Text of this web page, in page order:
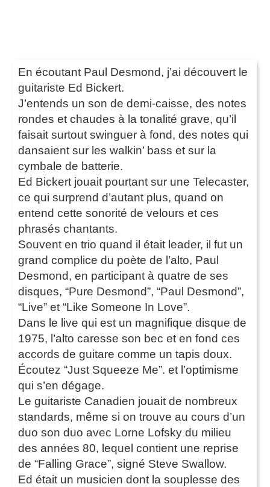
En écoutant Paul Desmond, j’ai découvert le
guitariste Ed Bickert.
J’entends un son de demi-caisse, des notes
rondes et chaudes à la tonalité grave, qu’il
faisait surtout swinguer à fond, des notes qui
dansaient sur les walkin’ bass et sur la
cymbale de batterie.
Ed Bickert jouait pourtant sur une Telecaster,
ce qui surprend d’autant plus, quand on
entend cette sonorité de velours et ces
phrasés chantants.
Souvent en trio quand il était leader, il fut un
grand complice du poète de l’alto, Paul
Desmond, en participant à quatre de ses
disques, “Pure Desmond”, “Paul Desmond”,
“Live” et “Like Someone In Love”.
Dans le live qui est un magnifique disque de
1975, l’alto caresse son bec et en fond ces
accords de guitare comme un tapis doux.
Écoutez “Just Squeeze Me”. et l’optimisme
qui s’en dégage.
Le guitariste Canadien jouait de nombreux
standards, même si on trouve au cours d’un
duo son duo avec Lorne Lofsky du milieu
des années 80, lequel contient une reprise
de “Falling Grace”, signé Steve Swallow.
Ed était un musicien dont la souplesse des